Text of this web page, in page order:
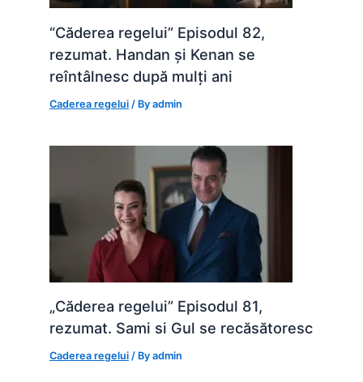
“Căderea regelui” Episodul 82,
rezumat. Handan și Kenan se
reîntâlnesc după mulți ani
Caderea regelui / Byadmin
„Căderea regelui” Episodul 81,
rezumat. Sami si Gul se recăsătoresc
Caderea regelui / Byadmin